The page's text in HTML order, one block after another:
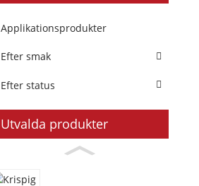
Applikationsprodukter
Efter smak
Efter status
Utvalda produkter